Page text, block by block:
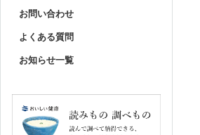
お問い合わせ
よくある質問
お知らせ一覧